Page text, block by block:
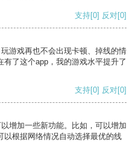
支持[0] 反对[0]
游戏再也不会出现卡顿、掉线的情
了这个app，我的游戏水平提升了
支持[0] 反对[0]
增加一些新功能。比如，可以增加
以根据网络情况自动选择最优的线